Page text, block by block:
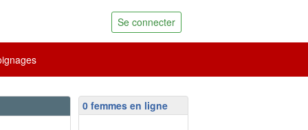
Se connecter
0 femmes en ligne